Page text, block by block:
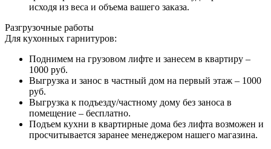
исходя из веса и объема вашего заказа.
Разгрузочные работы
Для кухонных гарнитуров:
Поднимем на грузовом лифте и занесем в квартиру –
1000 руб.
Выгрузка и занос в частный дом на первый этаж – 1000
руб.
Выгрузка к подъезду/частному дому без заноса в
помещение – бесплатно.
Подъем кухни в квартирные дома без лифта возможен и
просчитывается заранее менеджером нашего магазина.